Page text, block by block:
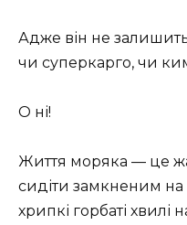
Адже він не
чи суперкарго, чи
О ні!
Життя моряка — це
сидіти замкненим на
хрипкі горбаті хвилі